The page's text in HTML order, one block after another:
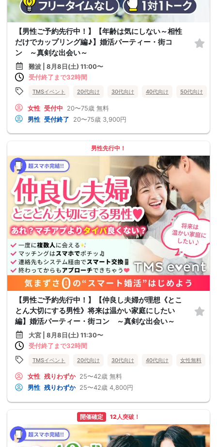
【男性ご予約先行中！】【年齢は気にしない～相性
だけでカップリング編♪】婚活パーティー・街コ
ン ～真剣な出会い～
難波 | 8月8日(土) 11:00〜
受付終了まで32時間
TMSイベント 20代向け 30代向け 40代向け 50代向け
女性 受付中 20〜75歳 無料
男性 受付終了 20〜75歳 3,900円
男性先行中！
【男性ご予約先行中！】【仲良し夫婦が理想《とこ
とん大切にする男性》将来は温かい家庭にしたい
編】婚活パーティー・街コン ～真剣な出会い～
大宮 | 8月8日(土) 11:30〜
受付終了まで32時間
TMSイベント 20代向け 30代向け 40代向け 女性無料
女性 残りわずか 25〜42歳 無料
男性 残りわずか 25〜42歳 4,800円
開催確定 12人突破！